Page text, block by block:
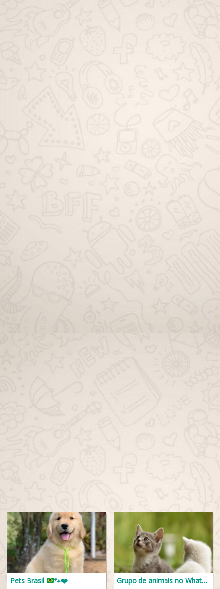
Pets Brasil 🐾❤️ Grupo de animais no WhatsApp